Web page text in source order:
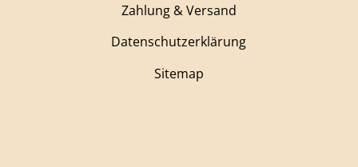
Zahlung & Versand
Datenschutzerklärung
Sitemap